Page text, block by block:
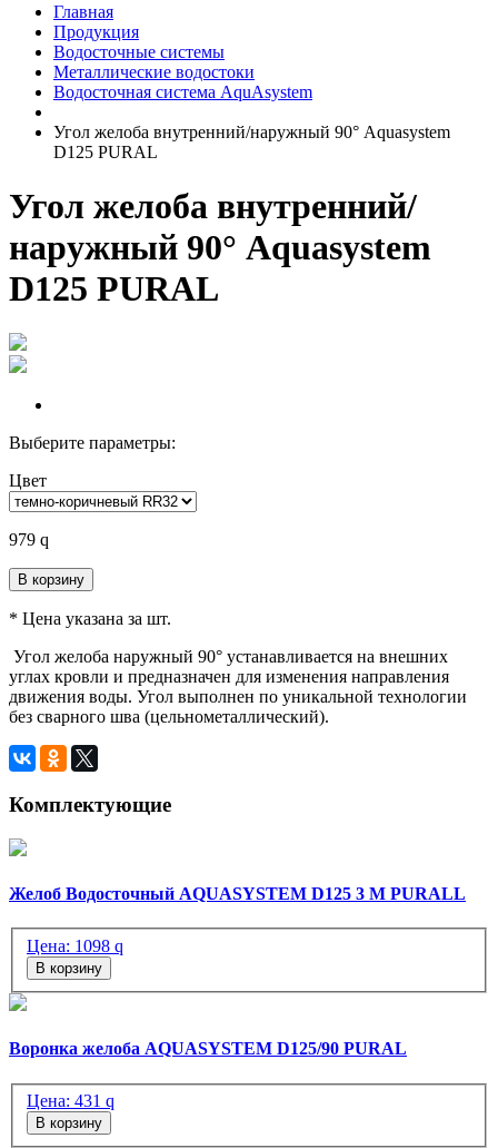
Главная
Продукция
Водосточные системы
Металлические водостоки
Водосточная система AquAsystem
Угол желоба внутренний/наружный 90° Aquasystem
D125 PURAL
Угол желоба внутренний/
наружный 90° Aquasystem
D125 PURAL
Выберите параметры:
Цвет
979 q
В корзину
* Цена указана за шт.
Угол желоба наружный 90° устанавливается на внешних
углах кровли и предназначен для изменения направления
движения воды. Угол выполнен по уникальной технологии
без сварного шва (цельнометаллический).
Комплектующие
Желоб Водосточный AQUASYSTEM D125 3 М PURALL
Цена: 1098 q
В корзину
Воронка желоба AQUASYSTEM D125/90 PURAL
Цена: 431 q
В корзину